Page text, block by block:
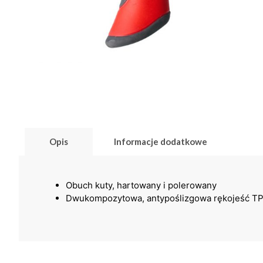
Opis Informacje dodatkowe
Obuch kuty, hartowany i polerowany
Dwukompozytowa, antypoślizgowa rękojeść